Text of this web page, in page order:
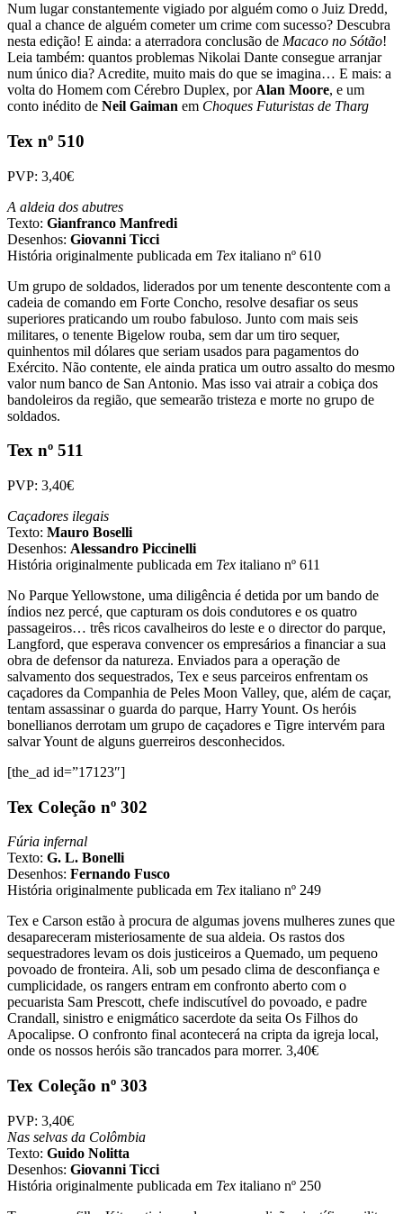
Num lugar constantemente vigiado por alguém como o Juiz Dredd,
qual a chance de alguém cometer um crime com sucesso? Descubra
nesta edição! E ainda: a aterradora conclusão de Macaco no Sótão!
Leia também: quantos problemas Nikolai Dante consegue arranjar
num único dia? Acredite, muito mais do que se imagina… E mais: a
volta do Homem com Cérebro Duplex, por Alan Moore, e um
conto inédito de Neil Gaiman em Choques Futuristas de Tharg
Tex nº 510
PVP: 3,40€
A aldeia dos abutres
Texto: Gianfranco Manfredi
Desenhos: Giovanni Ticci
História originalmente publicada em Tex italiano nº 610
Um grupo de soldados, liderados por um tenente descontente com a
cadeia de comando em Forte Concho, resolve desafiar os seus
superiores praticando um roubo fabuloso. Junto com mais seis
militares, o tenente Bigelow rouba, sem dar um tiro sequer,
quinhentos mil dólares que seriam usados para pagamentos do
Exército. Não contente, ele ainda pratica um outro assalto do mesmo
valor num banco de San Antonio. Mas isso vai atrair a cobiça dos
bandoleiros da região, que semearão tristeza e morte no grupo de
soldados.
Tex nº 511
PVP: 3,40€
Caçadores ilegais
Texto: Mauro Boselli
Desenhos: Alessandro Piccinelli
História originalmente publicada em Tex italiano nº 611
No Parque Yellowstone, uma diligência é detida por um bando de
índios nez percé, que capturam os dois condutores e os quatro
passageiros… três ricos cavalheiros do leste e o director do parque,
Langford, que esperava convencer os empresários a financiar a sua
obra de defensor da natureza. Enviados para a operação de
salvamento dos sequestrados, Tex e seus parceiros enfrentam os
caçadores da Companhia de Peles Moon Valley, que, além de caçar,
tentam assassinar o guarda do parque, Harry Yount. Os heróis
bonellianos derrotam um grupo de caçadores e Tigre intervém para
salvar Yount de alguns guerreiros desconhecidos.
[the_ad id=”17123″]
Tex Coleção nº 302
Fúria infernal
Texto: G. L. Bonelli
Desenhos: Fernando Fusco
História originalmente publicada em Tex italiano nº 249
Tex e Carson estão à procura de algumas jovens mulheres zunes que
desapareceram misteriosamente de sua aldeia. Os rastos dos
sequestradores levam os dois justiceiros a Quemado, um pequeno
povoado de fronteira. Ali, sob um pesado clima de desconfiança e
cumplicidade, os rangers entram em confronto aberto com o
pecuarista Sam Prescott, chefe indiscutível do povoado, e padre
Crandall, sinistro e enigmático sacerdote da seita Os Filhos do
Apocalipse. O confronto final acontecerá na cripta da igreja local,
onde os nossos heróis são trancados para morrer. 3,40€
Tex Coleção nº 303
PVP: 3,40€
Nas selvas da Colômbia
Texto: Guido Nolitta
Desenhos: Giovanni Ticci
História originalmente publicada em Tex italiano nº 250